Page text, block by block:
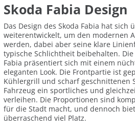
Skoda Fabia Design
Das Design des Skoda Fabia hat sich
weiterentwickelt, um den modernen
werden, dabei aber seine klare
typische Schlichtheit beibehalten.
Fabia präsentiert sich mit einem
eleganten Look. Die Frontpartie ist
Kühlergrill und scharf geschnittenen
Fahrzeug ein sportliches und
verleihen. Die Proportionen sind
für die Stadt macht, und dennoch
überraschend viel Platz.